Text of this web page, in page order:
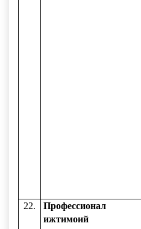
22.
Профессионал
ижтимоий